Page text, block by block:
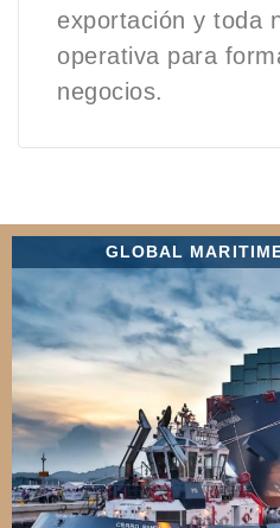
exportación y toda
operativa para
negocios.
GLOBAL